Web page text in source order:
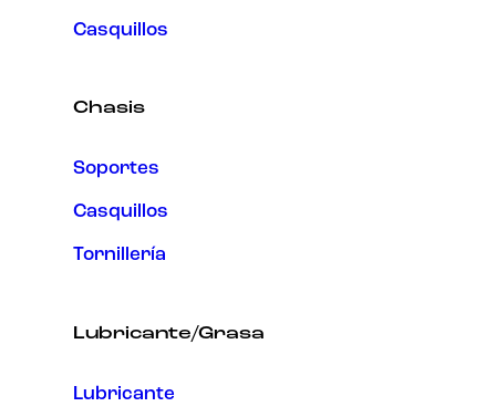
Casquillos
Chasis
Soportes
Casquillos
Tornillería
Lubricante/Grasa
Lubricante